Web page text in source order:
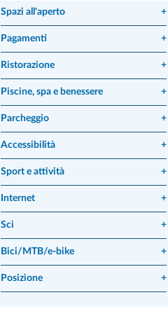
Spazi all'aperto +
Pagamenti +
Ristorazione +
Piscine, spa e benessere +
Parcheggio +
Accessibilità +
Sport e attività +
Internet +
Sci +
Bici/MTB/e-bike +
Posizione +